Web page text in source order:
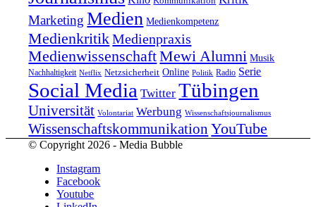
Marketing Medien Medienkompetenz
Medienkritik Medienpraxis
MedienwissenschaftMewi Alumni Musik
Nachhaltigkeit Netflix Netzsicherheit Online Politik Radio Serie
Social Media Twitter Tübingen
Universität Volontariat Werbung Wissenschaftsjournalismus
Wissenschaftskommunikation YouTube
© Copyright 2026 - Media Bubble
Instagram
Facebook
Youtube